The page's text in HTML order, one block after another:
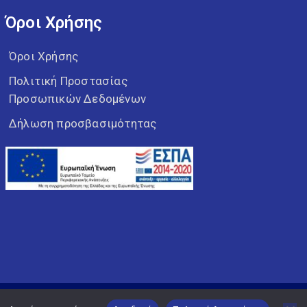
Όροι Χρήσης
Όροι Χρήσης
Πολιτική Προστασίας
Προσωπικών Δεδομένων
Δήλωση προσβασιμότητας